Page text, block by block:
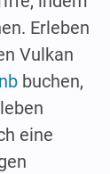
Erleben
Vulkan
buchen,
eine